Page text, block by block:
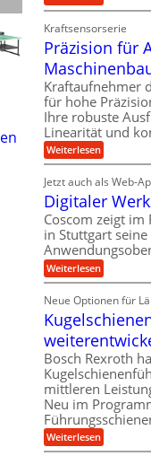
i
n
r
i
b
e
f
a
u
e
U
m
e
b
u
n
g
e
n
u
n
d
A
u
f
t
r
a
g
s
e
i
n
g
a
n
g
l
o
s
e
,
w
e
n
i
g
e
r
S
t
e
l
l
e
n
Z
h
n
s
t
a
n
g
e
n
g
e
r
i
e
b
e
f
ü
r
p
r
z
i
s
e
H
u
b
b
e
w
e
Kraftsensorserie
Präzision für
Kraftaufnehmer
für hohe
Ihre robuste
Linearität und
Weiterlesen:
P
ä
z
i
s
i
o
n
f
ü
r
A
u
t
o
m
o
i
v
e
u
n
Jetzt auch als Web-
Digitaler
Coscom zeigt im
in Stuttgart
Weiterlesen:
D
g
i
t
a
l
e
r
W
e
r
k
z
Neue Optionen für
Bosch Rexroth
mittleren
Neu im
Weiterlesen:
K